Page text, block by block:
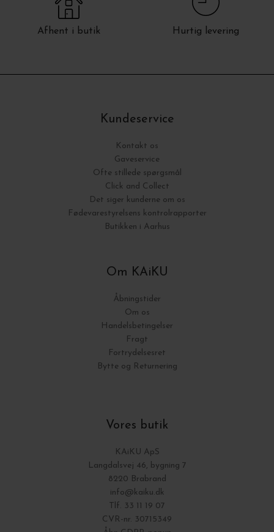
Afhent i butik Hurtig levering
Kundeservice
Kontakt os
Gaveservice
Ofte stillede spørgsmål
Click and Collect
Det siger kunderne om os
Fødevarestyrelsens kontrolrapporter
Butikken i Aarhus
Om KAiKU
Åbningstider
Om os
Handelsbetingelser
Fragt
Fortrydelsesret
Bytte og Returnering
Vores butik
KAiKU ApS
Langdalsvej 46, bygning 7
8220 Brabrand
info@kaiku.dk
Tlf. 33 11 19 07
CVR-nr. 30715349